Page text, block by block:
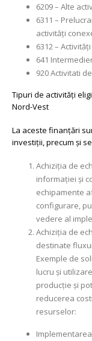
6209 – Alte
6311 –
activități
6312 –
641
920 Activitati
Tipuri de activități
Nord-Vest
La aceste finanțări
investiții, precum și
Achiziția de
informației și
echipamente
configurare,
vedere al
Achiziția de
destinate
Exemple de
lucru și
producție și
reducerea
resurselor: